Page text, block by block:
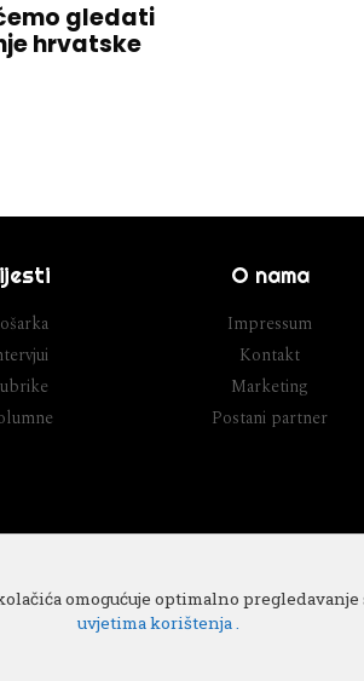
omogućuje optimalno pregledavanje
uvjetima korištenja .
gledati
hrvatske
O nama
Impressum
Kontakt
Marketing
Postani partner